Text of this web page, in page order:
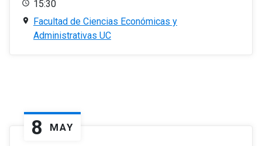
15:30
Facultad de Ciencias Económicas y
Administrativas UC
8 MAY